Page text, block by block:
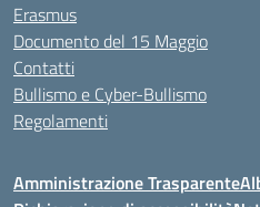
Erasmus
Documento del 15 Maggio
Contatti
Bullismo e Cyber-Bullismo
Regolamenti
Amministrazione Trasparente